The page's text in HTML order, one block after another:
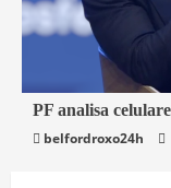
3 min read
Brasil
PF analisa
belfordroxo24h